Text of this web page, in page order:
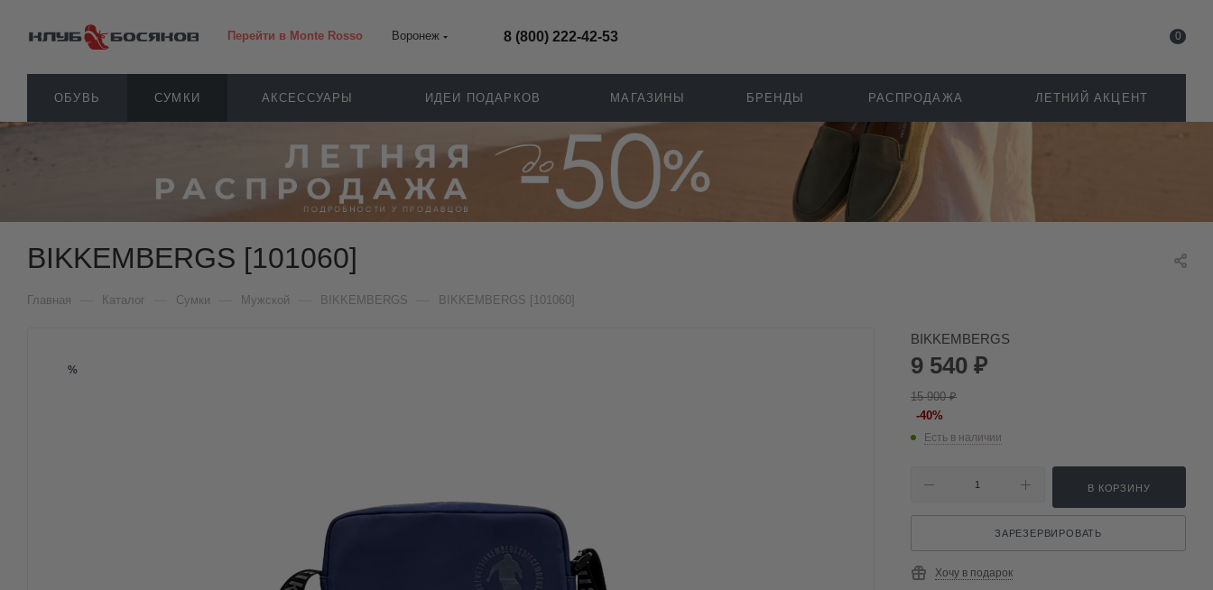
Перейти в Monte Rosso Воронеж 8 (800) 222-42-53 0
ОБУВЬ СУМКИ АКСЕССУАРЫ ИДЕИ ПОДАРКОВ МАГАЗИНЫ БРЕНДЫ РАСПРОДАЖА ЛЕТНИЙ АКЦЕНТ
BIKKEMBERGS [101060]
Главная Каталог Сумки Мужской BIKKEMBERGS BIKKEMBERGS [101060]
%
BIKKEMBERGS
9 540 ₽
15 900₽
-40%
Есть в наличии
В КОРЗИНУ
ЗАРЕЗЕРВИРОВАТЬ
Хочу в подарок